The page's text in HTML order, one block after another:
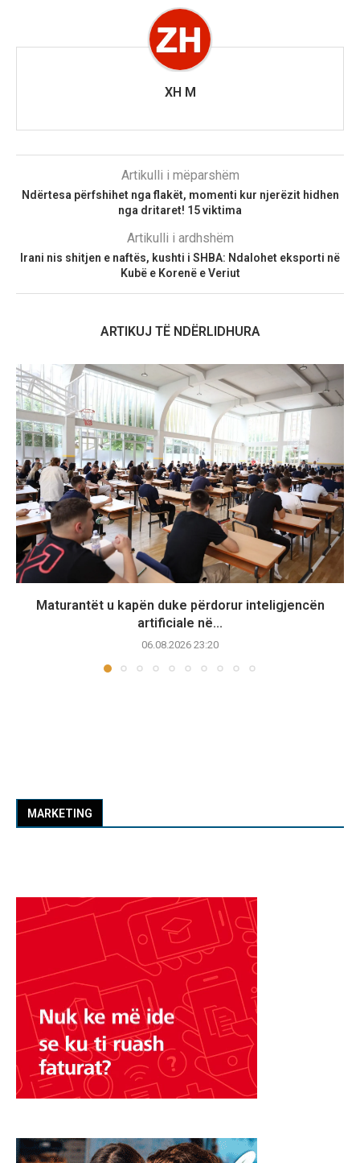
XH M
Artikulli i mëparshëm
Ndërtesa përfshihet nga flakët, momenti kur njerëzit hidhen
nga dritaret! 15 viktima
Artikulli i ardhshëm
Irani nis shitjen e naftës, kushti i SHBA: Ndalohet eksporti në
Kubë e Korenë e Veriut
ARTIKUJ TË NDËRLIDHURA
Maturantët u kapën duke përdorur inteligjencën
artificiale në...
06.08.2026 23:20
MARKETING